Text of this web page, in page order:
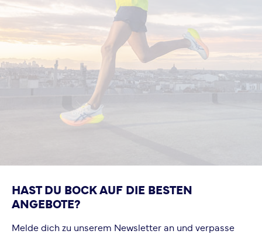
HAST DU BOCK AUF DIE BESTEN
ANGEBOTE?
Melde dich zu unserem Newsletter an und verpasse